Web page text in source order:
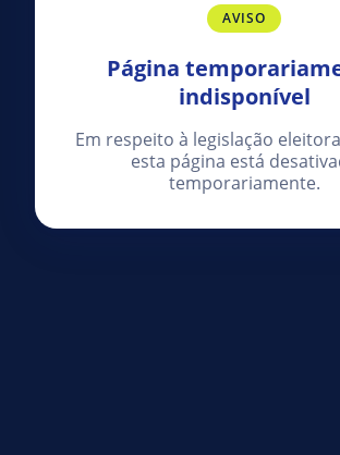
AVISO
Página
indisponível
Em respeito à legislação
esta página está
temporariamente.